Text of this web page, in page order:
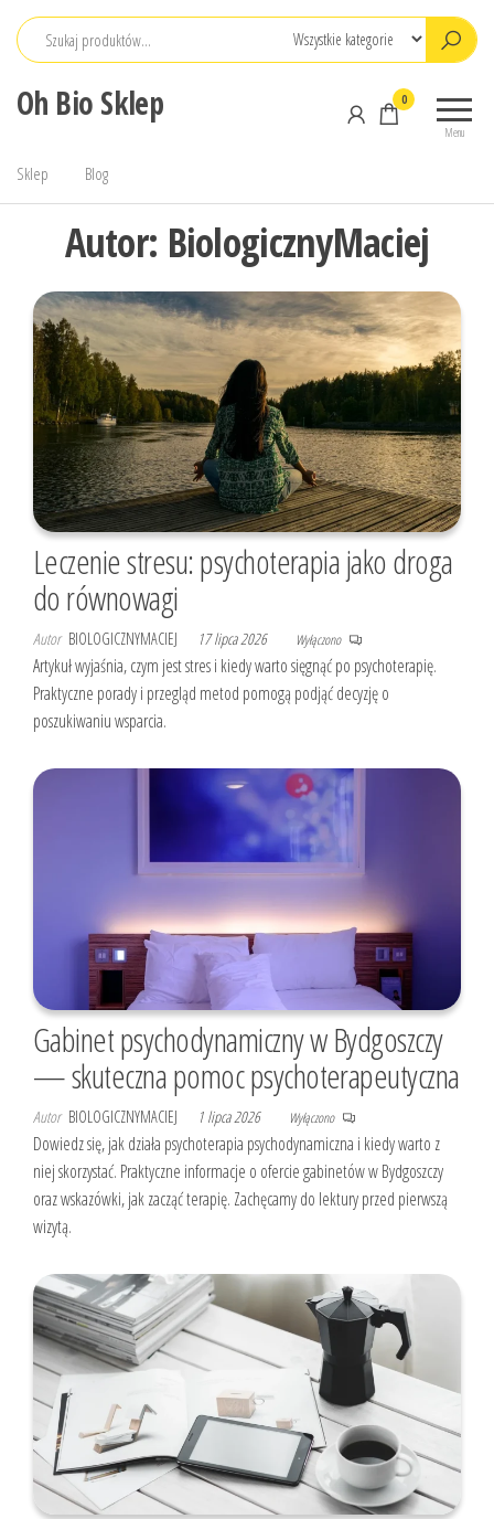
Przejdź
Oh Bio Sklep
Menu
0
Sklep Blog
Autor: BiologicznyMaciej
Leczenie stresu: psychoterapia jako droga
do równowagi
Autor BIOLOGICZNYMACIEJ 17 lipca 2026 Wyłączono
Artykuł wyjaśnia, czym jest stres i kiedy warto sięgnąć po psychoterapię.
Praktyczne porady i przegląd metod pomogą podjąć decyzję o
poszukiwaniu wsparcia.
Gabinet psychodynamiczny w Bydgoszczy
— skuteczna pomoc psychoterapeutyczna
Autor BIOLOGICZNYMACIEJ 1 lipca 2026 Wyłączono
Dowiedz się, jak działa psychoterapia psychodynamiczna i kiedy warto z
niej skorzystać. Praktyczne informacje o ofercie gabinetów w Bydgoszczy
oraz wskazówki, jak zacząć terapię. Zachęcamy do lektury przed pierwszą
wizytą.